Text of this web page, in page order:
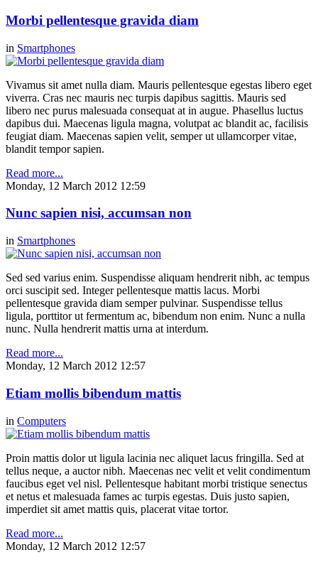
Morbi pellentesque gravida diam
in Smartphones
Vivamus sit amet nulla diam. Mauris pellentesque egestas libero eget
viverra. Cras nec mauris nec turpis dapibus sagittis. Mauris sed
libero nec purus malesuada consequat at in augue. Phasellus luctus
dapibus dui. Maecenas ligula magna, volutpat ac blandit ac, facilisis
feugiat diam. Maecenas sapien velit, semper ut ullamcorper vitae,
blandit tempor sapien.
Read more...
Monday, 12 March 2012 12:59
Nunc sapien nisi, accumsan non
in Smartphones
Sed sed varius enim. Suspendisse aliquam hendrerit nibh, ac tempus
orci suscipit sed. Integer pellentesque mattis lacus. Morbi
pellentesque gravida diam semper pulvinar. Suspendisse tellus
ligula, porttitor ut fermentum ac, bibendum non enim. Nunc a nulla
nunc. Nulla hendrerit mattis urna at interdum.
Read more...
Monday, 12 March 2012 12:57
Etiam mollis bibendum mattis
in Computers
Proin mattis dolor ut ligula lacinia nec aliquet lacus fringilla. Sed at
tellus neque, a auctor nibh. Maecenas nec velit et velit condimentum
faucibus eget vel nisl. Pellentesque habitant morbi tristique senectus
et netus et malesuada fames ac turpis egestas. Duis justo sapien,
imperdiet sit amet mattis quis, placerat vitae tortor.
Read more...
Monday, 12 March 2012 12:57